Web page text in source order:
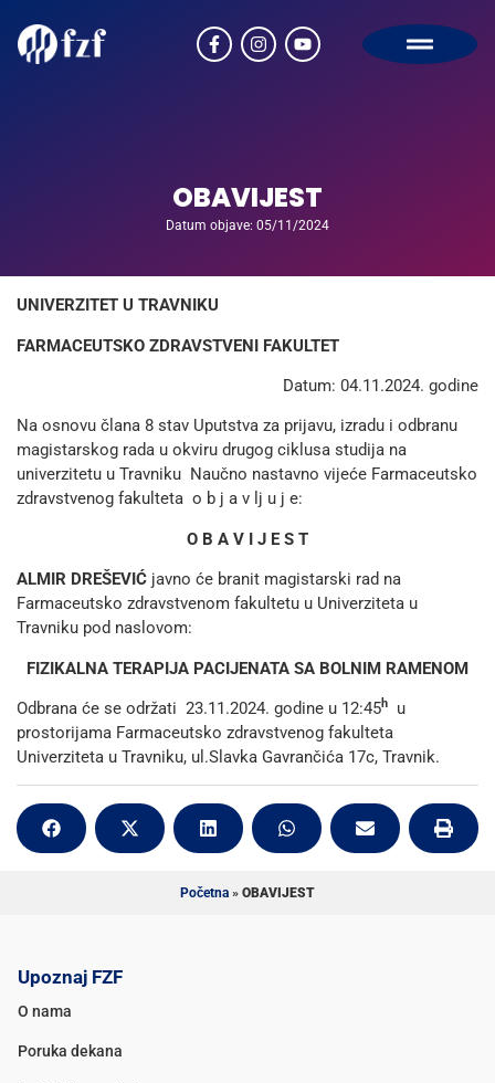
OBAVIJEST
Datum objave: 05/11/2024
UNIVERZITET U TRAVNIKU
FARMACEUTSKO ZDRAVSTVENI FAKULTET
Datum: 04.11.2024. godine
Na osnovu člana 8 stav Uputstva za prijavu, izradu i odbranu
magistarskog rada u okviru drugog ciklusa studija na
univerzitetu u Travniku Naučno nastavno vijeće Farmaceutsko
zdravstvenog fakulteta o b j a v lj u j e:
O B A V I J E S T
ALMIR DREŠEVIĆ javno će branit magistarski rad na
Farmaceutsko zdravstvenom fakultetu u Univerziteta u
Travniku pod naslovom:
FIZIKALNA TERAPIJA PACIJENATA SA BOLNIM RAMENOM
Odbrana će se održati 23.11.2024. godine u 12:45h
u
prostorijama Farmaceutsko zdravstvenog fakulteta
Univerziteta u Travniku, ul.Slavka Gavrančića 17c, Travnik.
Početna » OBAVIJEST
Upoznaj FZF
O nama
Poruka dekana